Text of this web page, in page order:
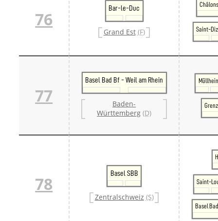
76
Bar-le-Duc
Grand Est (F) Saint-
77
Basel Bad Bf - Weil am Rhein
Baden-
Württemberg (D)
78
Basel SBB
Zentralschweiz (S)
Saint-
Basel